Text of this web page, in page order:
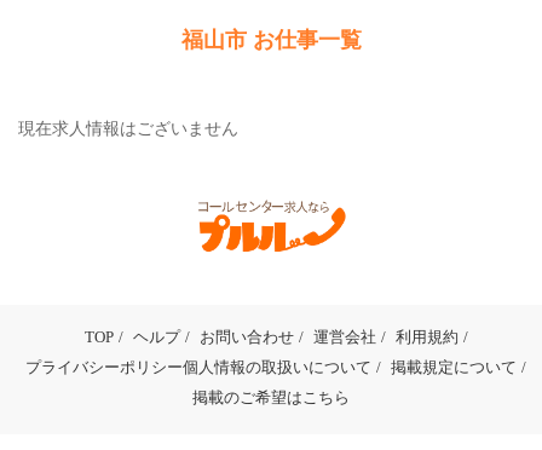
福山市 お仕事一覧
現在求人情報はございません
TOP ヘルプ お問い合わせ 運営会社
利用規約
プライバシーポリシー個人情報の取扱いについて
掲載規定について
掲載のご希望はこちら